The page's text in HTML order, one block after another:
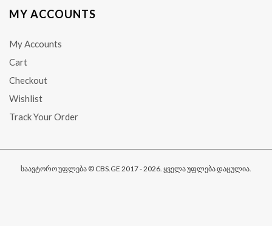
MY ACCOUNTS
My Accounts
Cart
Checkout
Wishlist
Track Your Order
საავტორო უფლება © CBS.GE 2017 - 2026. ყველა უფლება დაცულია.